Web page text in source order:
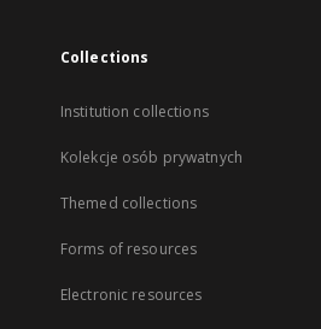
Collections
Institution collections
Kolekcje osób prywatnych
Themed collections
Forms of resources
Electronic resources